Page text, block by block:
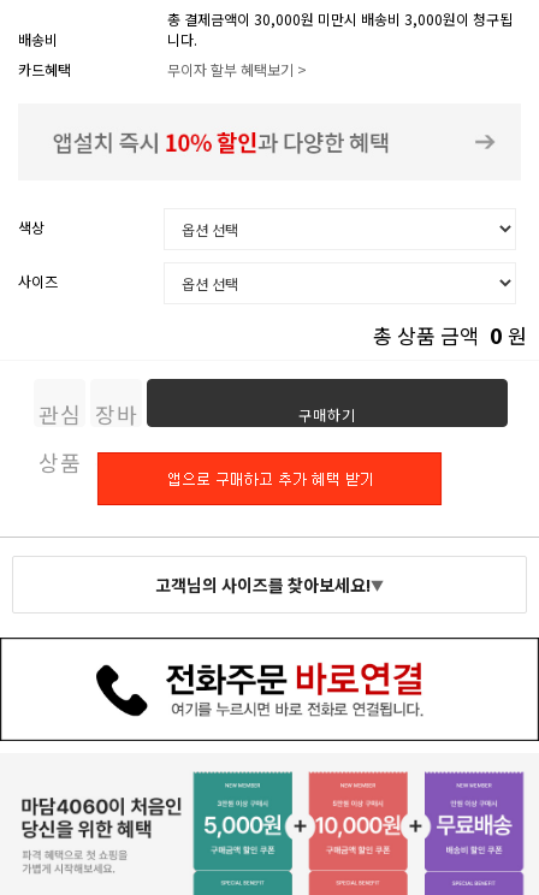
배송비
총 결제금액이 30,000원 미만시 배송비 3,000원이 청구됩
니다.
카드혜택
무이자 할부 혜택보기 >
색상
사이즈
총 상품 금액 0 원
관심
상품
장바
구니
구매하기
고객님의 사이즈를 찾아보세요!▼